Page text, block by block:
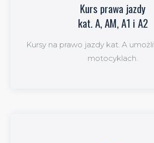
Kurs prawa jazdy
kat. A, AM, A1 i A2
Kursy na prawo jazdy kat. A
motocyklach.
Kurs prawa jazdy
kat A, AM, A1 i A2